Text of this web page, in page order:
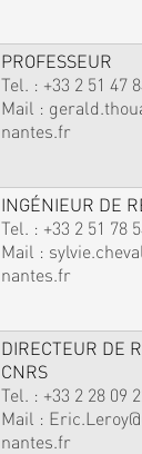
PROFESSEUR
Tel. : +33 2 51 47
Mail :
nantes.fr
INGÉNIEUR DE
Tel. : +33 2 51 78
Mail :
nantes.fr
DIRECTEUR DE
CNRS
Tel. : +33 2 28 09
Mail :
nantes.fr